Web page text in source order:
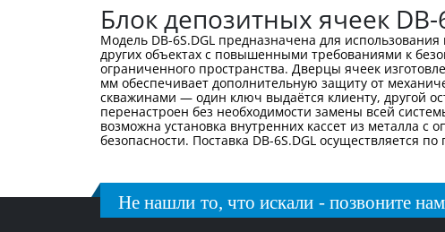
Блок депозитных ячеек DB-
Модель DB-6S.DGL предназначена для
других объектах с повышенными требованиями к
ограниченного пространства. Дверцы ячеек
мм обеспечивает дополнительную защиту от
скважинами — один ключ выдаётся клиенту, другой
перенастроен без необходимости замены всей
возможна установка внутренних кассет из металла
безопасности. Поставка DB-6S.DGL осуществляется
Не нашли то, что искали - позвоните